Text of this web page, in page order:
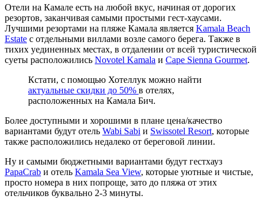
Отели на Камале есть на любой вкус, начиная от дорогих
резортов, заканчивая самыми простыми гест-хаусами.
Лучшими резортами на пляже Камала является Kamala Beach
Estate с отдельными виллами возле самого берега. Также в
тихих уединенных местах, в отдалении от всей туристической
суеты расположились Novotel Kamala и Cape Sienna Gourmet.
Кстати, с помощью Хотеллук можно найти
актуальные скидки до 50% в отелях,
расположенных на Камала Бич.
Более доступными и хорошими в плане цена/качество
вариантами будут отель Wabi Sabi и Swissotel Resort, которые
также расположились недалеко от береговой линии.
Ну и самыми бюджетными вариантами будут гестхауз
PapaCrab и отель Kamala Sea View, которые уютные и чистые,
просто номера в них попроще, зато до пляжа от этих
отельчиков буквально 2-3 минуты.